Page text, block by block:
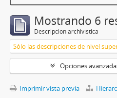
Mostrando 6
Descripción archivística
Sólo las descripciones de nivel
Opciones
Imprimir vista previa